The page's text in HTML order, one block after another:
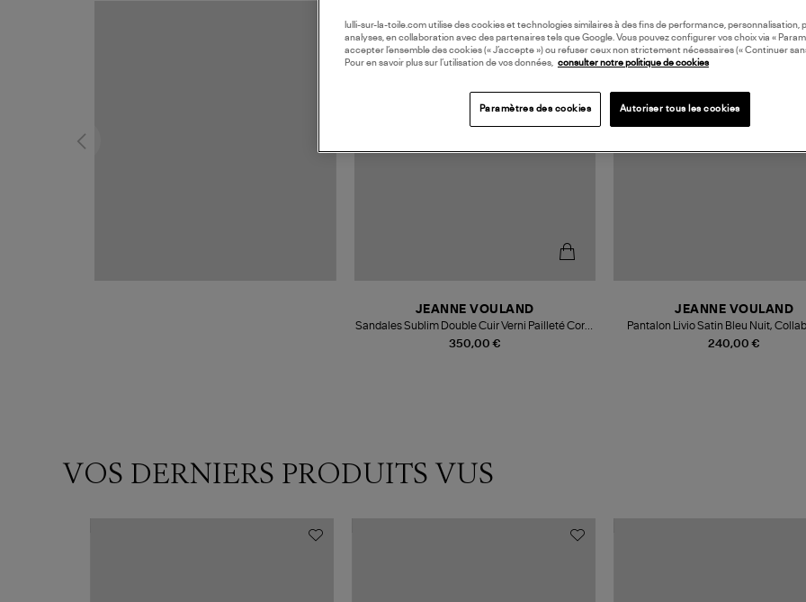
COLLABORATION
350,00 €
JEANNE VOULAND
Sandales Sublim Double Cuir Verni Pailleté Coral
Blue, Collaboration Jeanne Vouland x Véronika
COLLABORATION
240,00 €
JEANNE VOULAND
Pantalon Livio Satin Bleu Nuit,
Jeanne Vouland x Véronika
VOS DERNIERS PRODUITS VUS
lulli-sur-la-toile.com utilise des cookies et technologies similaires à des fins de performance, personnalisation,
analyses, en collaboration avec des partenaires tels que Google. Vous pouvez configurer vos choix via «
accepter l’ensemble des cookies (« J’accepte ») ou refuser ceux non strictement nécessaires (« Continuer
Pour en savoir plus sur l’utilisation de vos données, consulter notre politique de cookies
Paramètres des cookies Autoriser tous les cookies